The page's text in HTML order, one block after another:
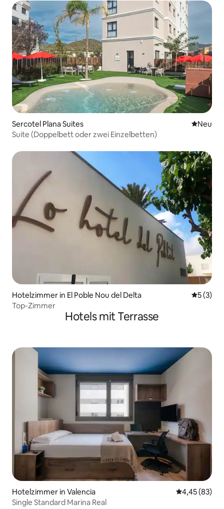
Sercotel Plana Suites Neue
Neu
Suite (Doppelbett oder zwei Einzelbetten)
Hotelzimmer in El Poble Nou del Delta
5 (3)
Top-Zimmer
Hotels mit Terrasse
Hotelzimmer in Valencia
4,45 (83)
Single Standard Marina Real